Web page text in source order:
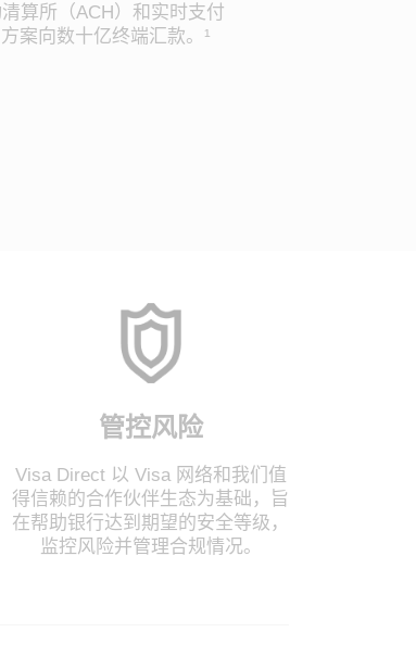
算所（ACH）和实时支付
方案向数十亿终端汇款。¹
管控风险
Visa Direct 以 Visa 网络和我们值
得信赖的合作伙伴生态为基础，旨
在帮助银行达到期望的安全等级，
监控风险并管理合规情况。